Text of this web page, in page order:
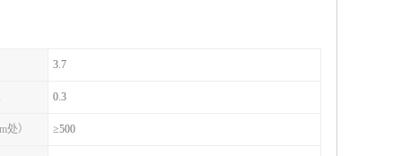
3.7
0.3
处） ≥500